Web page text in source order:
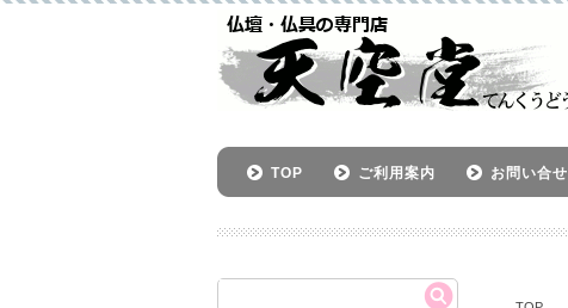
TOP ご利用案内 お問い合せ